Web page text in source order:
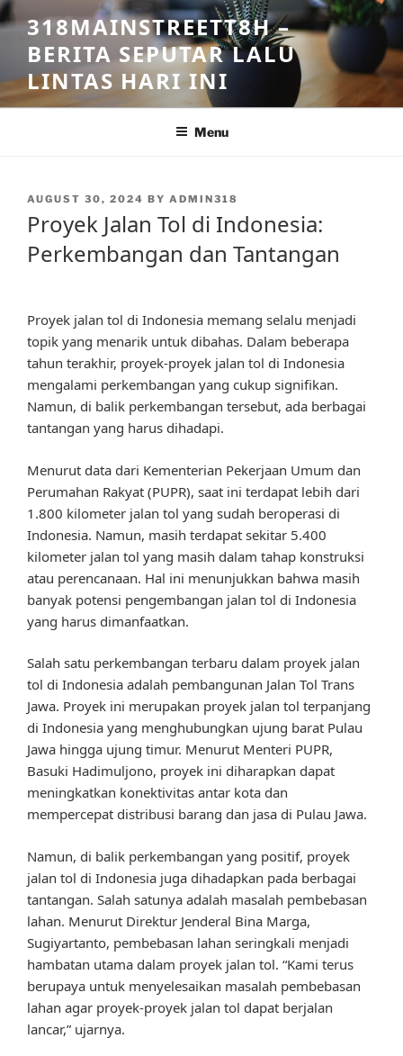
Skip
to
content
318MAINSTREETT8H –
BERITA SEPUTAR LALU
LINTAS HARI INI
Menu
POSTED
AUGUST 30, 2024 BY ADMIN318
Proyek Jalan Tol di Indonesia:
Perkembangan dan Tantangan
Proyek jalan tol di Indonesia memang selalu menjadi
topik yang menarik untuk dibahas. Dalam beberapa
tahun terakhir, proyek-proyek jalan tol di Indonesia
mengalami perkembangan yang cukup signifikan.
Namun, di balik perkembangan tersebut, ada berbagai
tantangan yang harus dihadapi.
Menurut data dari Kementerian Pekerjaan Umum dan
Perumahan Rakyat (PUPR), saat ini terdapat lebih dari
1.800 kilometer jalan tol yang sudah beroperasi di
Indonesia. Namun, masih terdapat sekitar 5.400
kilometer jalan tol yang masih dalam tahap konstruksi
atau perencanaan. Hal ini menunjukkan bahwa masih
banyak potensi pengembangan jalan tol di Indonesia
yang harus dimanfaatkan.
Salah satu perkembangan terbaru dalam proyek jalan
tol di Indonesia adalah pembangunan Jalan Tol Trans
Jawa. Proyek ini merupakan proyek jalan tol terpanjang
di Indonesia yang menghubungkan ujung barat Pulau
Jawa hingga ujung timur. Menurut Menteri PUPR,
Basuki Hadimuljono, proyek ini diharapkan dapat
meningkatkan konektivitas antar kota dan
mempercepat distribusi barang dan jasa di Pulau Jawa.
Namun, di balik perkembangan yang positif, proyek
jalan tol di Indonesia juga dihadapkan pada berbagai
tantangan. Salah satunya adalah masalah pembebasan
lahan. Menurut Direktur Jenderal Bina Marga,
Sugiyartanto, pembebasan lahan seringkali menjadi
hambatan utama dalam proyek jalan tol. “Kami terus
berupaya untuk menyelesaikan masalah pembebasan
lahan agar proyek-proyek jalan tol dapat berjalan
lancar,” ujarnya.